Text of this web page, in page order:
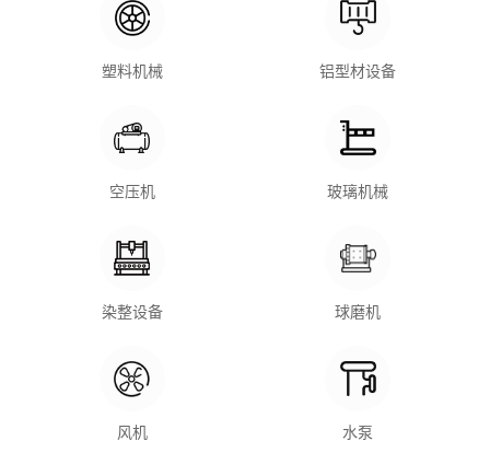
塑料机械 铝型材设备
空压机 玻璃机械
染整设备 球磨机
风机 水泵